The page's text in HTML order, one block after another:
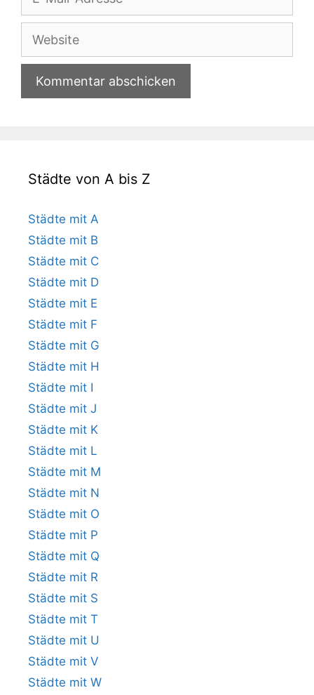
Adresse
Website
Städte von A bis Z
Städte mit A
Städte mit B
Städte mit C
Städte mit D
Städte mit E
Städte mit F
Städte mit G
Städte mit H
Städte mit I
Städte mit J
Städte mit K
Städte mit L
Städte mit M
Städte mit N
Städte mit O
Städte mit P
Städte mit Q
Städte mit R
Städte mit S
Städte mit T
Städte mit U
Städte mit V
Städte mit W